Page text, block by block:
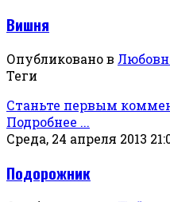
Вишня
Опубликовано в
Теги
Станьте первым
Подробнее ...
Среда, 24 апреля 2013
Подорожник